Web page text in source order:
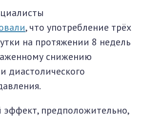
, что употребление трёх
на протяжении 8 недель
снижению
диастолического
предположительно,